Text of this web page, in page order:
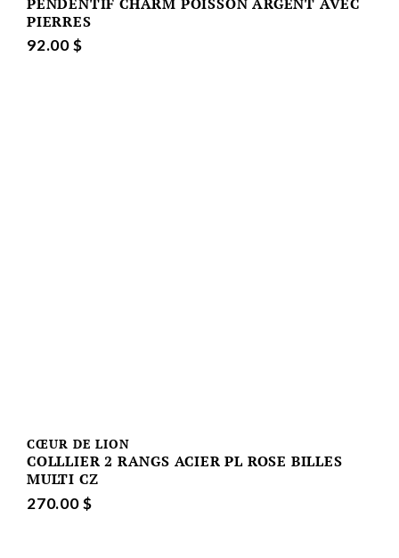
PIERRES
92.00 $
CŒUR DE LION
COLLLIER 2 RANGS ACIER PL ROSE BILLES
MULTI CZ
270.00 $